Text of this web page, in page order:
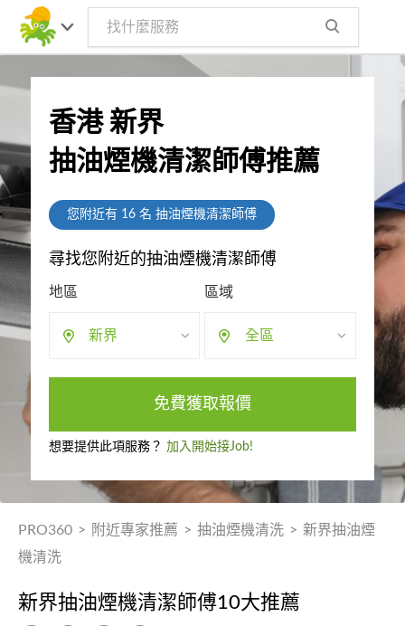
香港 新界
抽油煙機清潔師傅推薦
您附近有 16名 抽油煙機清潔師傅
尋找您附近的抽油煙機清潔師傅
地區
新界
區域
全區
免費獲取報價
想要提供此項服務？ 加入開始接Job!
PRO360 > 附近專家推薦 > 抽油煙機清洗 > 新界抽油煙
機清洗
新界抽油煙機清潔師傅10大推薦